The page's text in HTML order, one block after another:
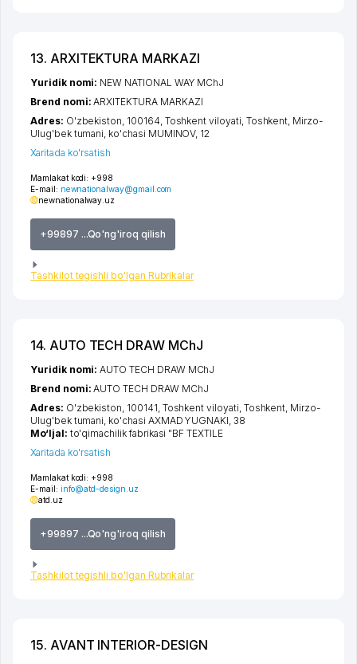
13. ARXITEKTURA MARKAZI
Mamlakat kodi: +998
E-mail: newnationalway@gmail.com
newnationalway.uz
+99897 ...Qo'ng'iroq qilish
Tashkilot tegishli bo'lgan Rubrikalar
Yuridik nomi: NEW NATIONAL WAY MChJ
Brend nomi:ARXITEKTURA MARKAZI
Adres: O'zbekiston, 100164, Toshkent viloyati Toshkent Mirzo-
Ulug'bek tumani ko'chasi MUMINOV, 12
Xaritada ko'rsatish
14. AUTO TECH DRAW MChJ
Mamlakat kodi: +998
E-mail: info@atd-design.uz
atd.uz
+99897 ...Qo'ng'iroq qilish
Tashkilot tegishli bo'lgan Rubrikalar
Yuridik nomi:AUTO TECH DRAW MChJ
Brend nomi:AUTO TECH DRAW MChJ
Adres: O'zbekiston, 100141, Toshkent viloyati Toshkent Mirzo-
Ulug'bek tumani ko'chasi AXMAD YUGNAKI , 38
Mo‘ljal: to'qimachilik fabrikasi "BF TEXTILE
Xaritada ko'rsatish
15. AVANT INTERIOR-DESIGN